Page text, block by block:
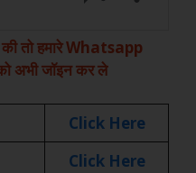
की तो हमारे Whatsapp
अभी जॉइन कर ले
Click Here
Click Here